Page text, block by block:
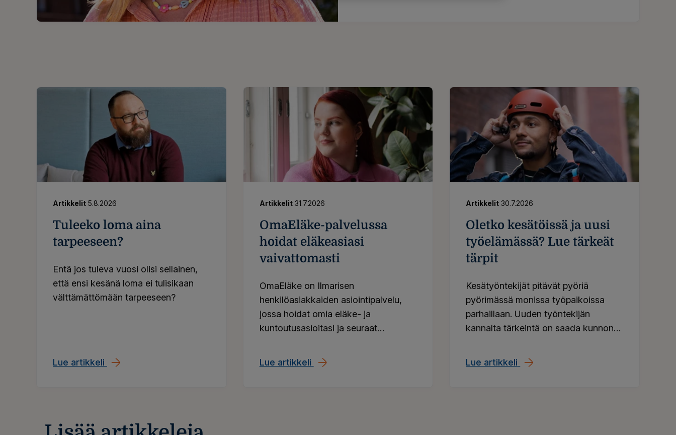
Tuleeko loma aina
tarpeeseen?
Artikkelit 5.8.2026
Entä jos tuleva vuosi olisi sellainen,
että ensi kesänä loma ei tulisikaan
välttämättömään tarpeeseen?
Lue artikkeli Tuleeko loma aina tarpeeseen?
OmaEläke-palvelussa
hoidat eläkeasiasi
vaivattomasti
Artikkelit31.7.2026
OmaEläke on Ilmarisen
henkilöasiakkaiden asiointipalvelu,
jossa hoidat omia eläke- ja
kuntoutusasioitasi ja seuraat
asiointi nopeuttaa eläkehakemuksen
saapumista perille. Löydät myös
Lue artikkeli OmaEläke-palvelussa hoidat eläkeasiasi vaivattomasti
Oletko kesätöissä ja uusi
työelämässä? Lue tärkeät
tärpit
Artikkelit 30.7.2026
Kesätyöntekijät pitävät pyöriä
pyörimässä monissa työpaikoissa
parhaillaan. Uuden työntekijän
kannalta tärkeintä on saada kunnon
muutakin, mistä työelämän tulokkaan
Lue artikkeli Oletko kesätöissä ja uusi